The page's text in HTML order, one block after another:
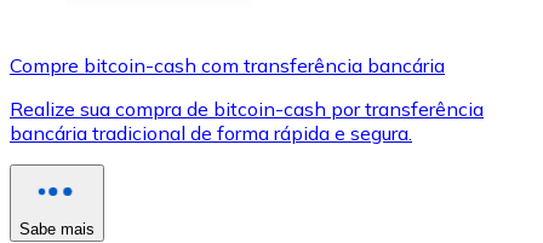
Cartão de crédito / débito
Use cartões Visa e Mastercard para comprar
Comprar com cartão
Loja - Cartões-presente
Novo
Compre bitcoin-cash com transferência bancária
Realize sua compra de bitcoin-cash por transferência
bancária tradicional de forma rápida e segura.
Sabe mais